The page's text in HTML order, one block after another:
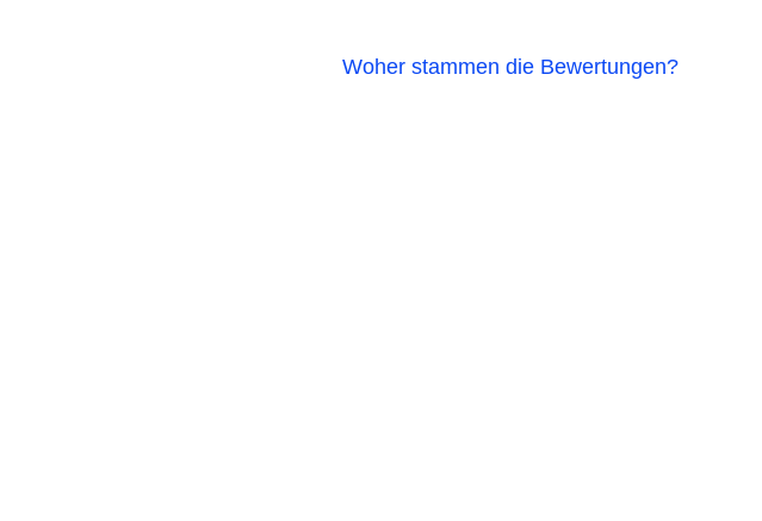
Woher stammen die Bewertungen?